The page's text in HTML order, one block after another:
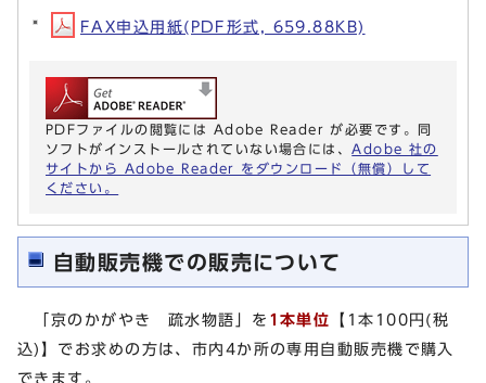
FAX申込用紙(PDF形式, 659.88KB)
PDFファイルの閲覧には Adobe Reader が必要です。同
ソフトがインストールされていない場合には、Adobe 社の
サイトから Adobe Reader をダウンロード（無償）して
ください。
自動販売機での販売について
「京のかがやき 疏水物語」を 1本単位 【1本100円(税
込)】でお求めの方は、市内4か所の専用自動販売機で購入
できます。